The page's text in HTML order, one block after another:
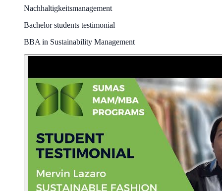
Nachhaltigkeitsmanagement
Bachelor students testimonial
BBA in Sustainability Management